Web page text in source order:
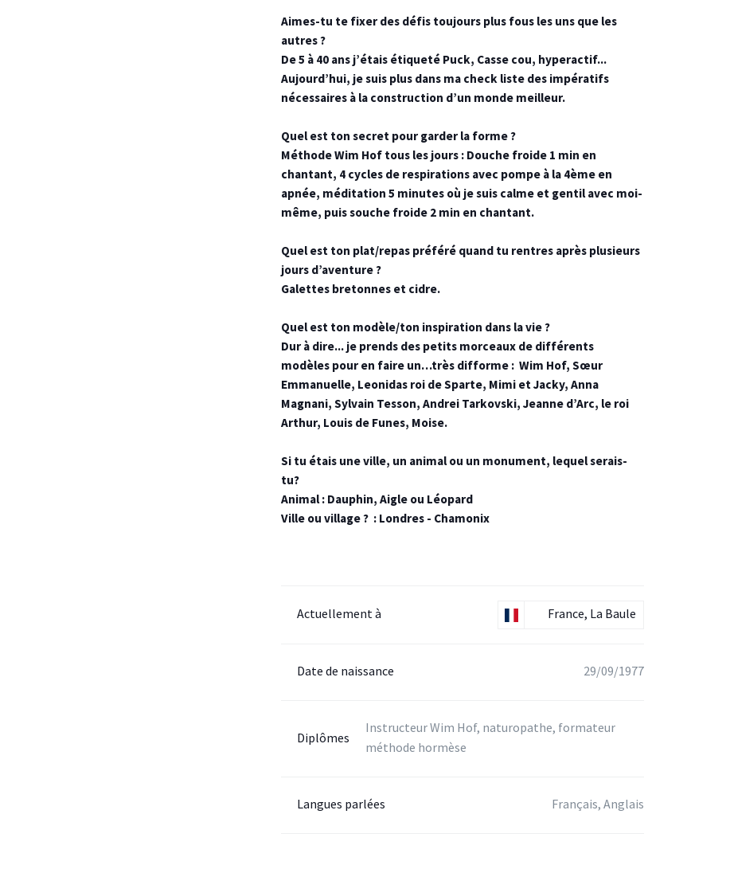
Aimes-tu te fixer des défis toujours plus fous les uns que les
autres ?
De 5 à 40 ans j’étais étiqueté Puck, Casse cou, hyperactif...
Aujourd’hui, je suis plus dans ma check liste des impératifs
nécessaires à la construction d’un monde meilleur.
Quel est ton secret pour garder la forme ?
Méthode Wim Hof tous les jours : Douche froide 1 min en
chantant, 4 cycles de respirations avec pompe à la 4ème en
apnée, méditation 5 minutes où je suis calme et gentil avec moi-
même, puis souche froide 2 min en chantant.
Quel est ton plat/repas préféré quand tu rentres après plusieurs
jours d’aventure ?
Galettes bretonnes et cidre.
Quel est ton modèle/ton inspiration dans la vie ?
Dur à dire... je prends des petits morceaux de différents
modèles pour en faire un…très difforme : Wim Hof, Sœur
Emmanuelle, Leonidas roi de Sparte, Mimi et Jacky, Anna
Magnani, Sylvain Tesson, Andrei Tarkovski, Jeanne d’Arc, le roi
Arthur, Louis de Funes, Moise.
Si tu étais une ville, un animal ou un monument, lequel serais-
tu?
Animal : Dauphin, Aigle ou Léopard
Ville ou village ? : Londres - Chamonix
Actuellement à France, La Baule
Date de naissance 29/09/1977
Diplômes
Instructeur Wim Hof, naturopathe, formateur
méthode hormèse
Langues parlées Français, Anglais